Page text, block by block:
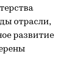
отрасли,
развитие